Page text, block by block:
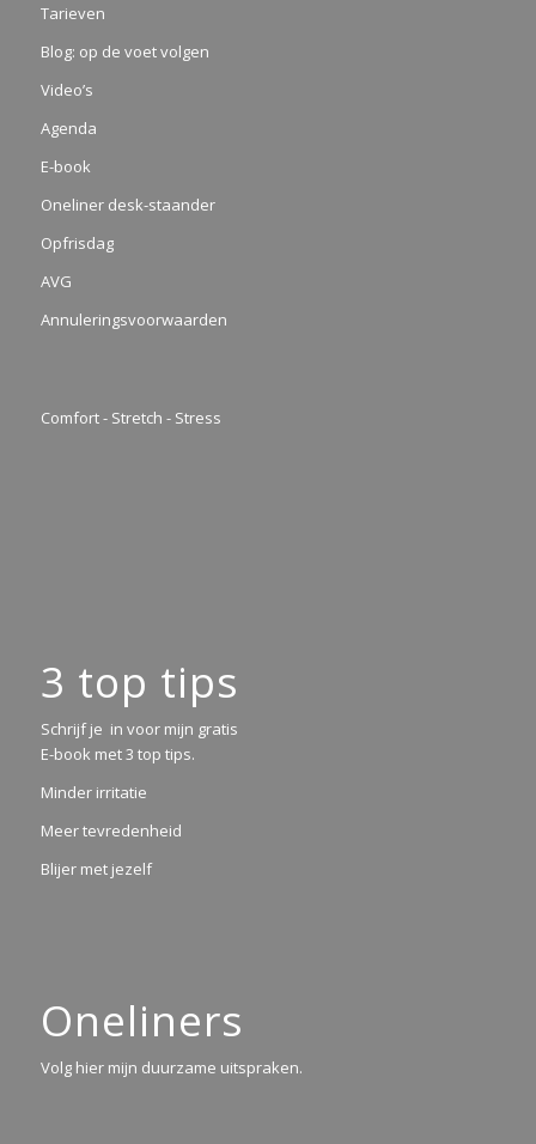
Tarieven
Blog: op de voet volgen
Video’s
Agenda
E-book
Oneliner desk-staander
Opfrisdag
AVG
Annuleringsvoorwaarden
Comfort - Stretch - Stress
3 top tips
Schrijf je in voor mijn gratis
E-book met 3 top tips.
Minder irritatie
Meer tevredenheid
Blijer met jezelf
Oneliners
Volg hier mijn duurzame uitspraken.